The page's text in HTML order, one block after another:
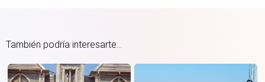
También podría interesarte...